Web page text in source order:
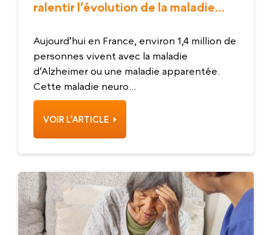
ralentir l’évolution de la maladie
Aujourd’hui en France, environ 1,4 million de
personnes vivent avec la maladie
d’Alzheimer ou une maladie apparentée.
Cette maladie neuro...
VOIR L’ARTICLE